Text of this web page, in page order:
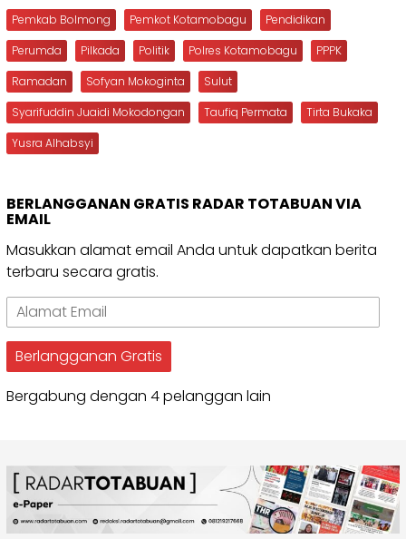
Pemkab Bolmong
Pemkot Kotamobagu
Pendidikan
Perumda
Pilkada Politik Polres Kotamobagu
PPPK
Ramadan
Sofyan Mokoginta
Sulut
Syarifuddin Juaidi Mokodongan
Taufiq Permata
Tirta Bukaka
Yusra Alhabsyi
BERLANGGANAN GRATIS RADAR TOTABUAN VIA
EMAIL
Masukkan alamat email Anda untuk dapatkan berita
terbaru secara gratis.
Alamat
Email
Berlangganan Gratis
Bergabung dengan 4 pelanggan lain